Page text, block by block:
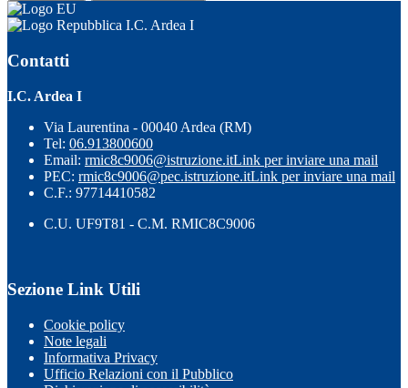
I.C. Ardea I
Contatti
I.C. Ardea I
Via Laurentina - 00040 Ardea (RM)
Tel: 06.913800600
Email: rmic8c9006@istruzione.itLink per inviare una mail
PEC: rmic8c9006@pec.istruzione.itLink per inviare una mail
C.F.: 97714410582
C.U. UF9T81 - C.M. RMIC8C9006
Sezione Link Utili
Cookie policy
Note legali
Informativa Privacy
Ufficio Relazioni con il Pubblico